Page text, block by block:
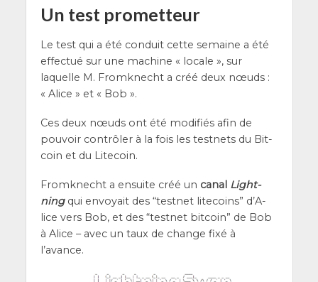
Un test prometteur
Le test qui a été conduit cette semaine a été
effec­tué sur une machine « locale », sur
laquelle M. Fromk­necht a créé deux nœuds :
« Alice » et « Bob ».
Ces deux nœuds ont été modi­fiés afin de
pou­voir contrô­ler à la fois les test­nets du Bit­
coin et du Litecoin.
Fromk­necht a ensuite créé un canal Light­
ningqui envoyait des “test­net lite­coins” d’A­
lice vers Bob, et des “test­net bit­coin” de Bob
à Alice – avec un taux de change fixé à
l’avance.